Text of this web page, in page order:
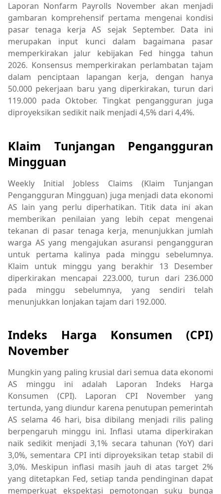
Laporan Nonfarm Payrolls November akan menjadi
gambaran komprehensif pertama mengenai kondisi
pasar tenaga kerja AS sejak September. Data ini
merupakan input kunci dalam bagaimana pasar
memperkirakan jalur kebijakan Fed hingga tahun
2026. Konsensus memperkirakan perlambatan tajam
dalam penciptaan lapangan kerja, dengan hanya
50.000 pekerjaan baru yang diperkirakan, turun dari
119.000 pada Oktober. Tingkat pengangguran juga
diproyeksikan sedikit naik menjadi 4,5% dari 4,4%.
Klaim Tunjangan Pengangguran
Mingguan
Weekly Initial Jobless Claims (Klaim Tunjangan
Pengangguran Mingguan) juga menjadi data ekonomi
AS lain yang perlu diperhatikan. Titik data ini akan
memberikan penilaian yang lebih cepat mengenai
tekanan di pasar tenaga kerja, menunjukkan jumlah
warga AS yang mengajukan asuransi pengangguran
untuk pertama kalinya pada minggu sebelumnya.
Klaim untuk minggu yang berakhir 13 Desember
diperkirakan mencapai 223.000, turun dari 236.000
pada minggu sebelumnya, yang sendiri telah
menunjukkan lonjakan tajam dari 192.000.
Indeks Harga Konsumen (CPI)
November
Mungkin yang paling krusial dari semua data ekonomi
AS minggu ini adalah Laporan Indeks Harga
Konsumen (CPI). Laporan CPI November yang
tertunda, yang diundur karena penutupan pemerintah
AS selama 46 hari, bisa dibilang menjadi rilis paling
berpengaruh minggu ini. Inflasi utama diperkirakan
naik sedikit menjadi 3,1% secara tahunan (YoY) dari
3,0%, sementara CPI inti diproyeksikan tetap stabil di
3,0%. Meskipun inflasi masih jauh di atas target 2%
yang ditetapkan Fed, setiap tanda pendinginan dapat
memperkuat ekspektasi pemotongan suku bunga